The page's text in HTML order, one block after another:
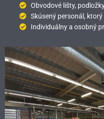
Obvodové lišty,
Skúsený personál,
Individuálny a osobný